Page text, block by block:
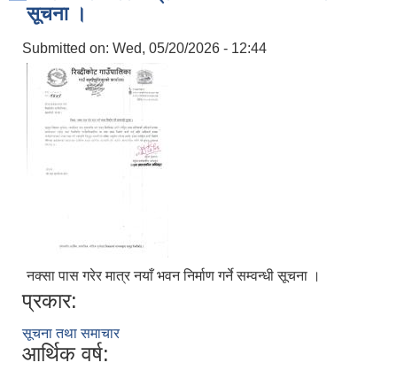
सूचना ।
Submitted on: Wed, 05/20/2026 - 12:44
नक्सा पास गरेर मात्र नयाँ भवन निर्माण गर्ने सम्वन्धी सूचना ।
प्रकार:
सूचना तथा समाचार
आर्थिक वर्ष: